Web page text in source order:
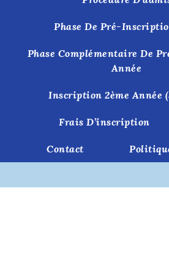
Phase De Pré-
Phase Complémentaire De
Année
Inscription 2ème Année
Frais D’inscription
Contact